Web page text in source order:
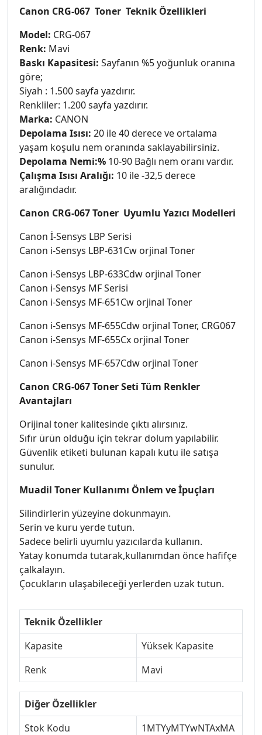
Canon CRG-067 Toner Teknik Özellikleri
Model: CRG-067
Renk: Mavi
Baskı Kapasitesi: Sayfanın %5 yoğunluk oranına
göre;
Siyah : 1.500 sayfa yazdırır.
Renkliler: 1.200 sayfa yazdırır.
Marka: CANON
Depolama Isısı: 20 ile 40 derece ve ortalama
yaşam koşulu nem oranında saklayabilirsiniz.
Depolama Nemi:% 10-90 Bağlı nem oranı vardır.
Çalışma Isısı Aralığı: 10 ile -32,5 derece
aralığındadır.
Canon CRG-067 Toner Uyumlu Yazıcı Modelleri
Canon İ-Sensys LBP Serisi
Canon i-Sensys LBP-631Cw orjinal Toner
Canon i-Sensys LBP-633Cdw orjinal Toner
Canon i-Sensys MF Serisi
Canon i-Sensys MF-651Cw orjinal Toner
Canon i-Sensys MF-655Cdw orjinal Toner, CRG067
Canon i-Sensys MF-655Cx orjinal Toner
Canon i-Sensys MF-657Cdw orjinal Toner
Canon CRG-067 Toner Seti Tüm Renkler
Avantajları
Orijinal toner kalitesinde çıktı alırsınız.
Sıfır ürün olduğu için tekrar dolum yapılabilir.
Güvenlik etiketi bulunan kapalı kutu ile satışa
sunulur.
Muadil Toner Kullanımı Önlem ve İpuçları
Silindirlerin yüzeyine dokunmayın.
Serin ve kuru yerde tutun.
Sadece belirli uyumlu yazıcılarda kullanın.
Yatay konumda tutarak,kullanımdan önce hafifçe
çalkalayın.
Çocukların ulaşabileceği yerlerden uzak tutun.
Teknik Özellikler
Kapasite
Yüksek Kapasite
Renk
Mavi
Diğer Özellikler
Stok Kodu
1MTYyMTYwNTAxMA